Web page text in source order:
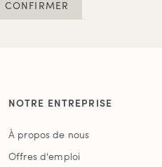
CONFIRMER
NOTRE ENTREPRISE
À propos de nous
Offres d'emploi